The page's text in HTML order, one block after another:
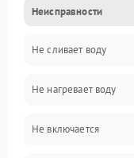
Управление
Электропитание
Датчики
Нагрев
Неисправности
Не сливает воду
Не нагревает воду
Не включается